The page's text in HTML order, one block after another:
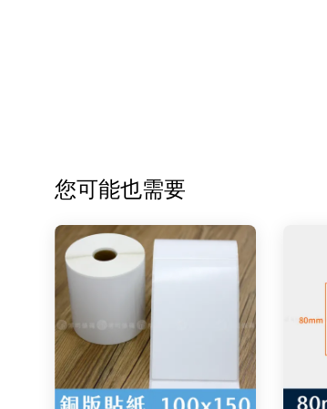
您可能也需要